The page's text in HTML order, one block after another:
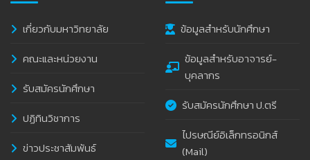
เกี่ยวกับมหาวิทยาลัย
คณะและหน่วยงาน
รับสมัครนักศึกษา
ปฏิทินวิชาการ
ข่าวประชาสัมพันธ์
ข้อมูลสำหรับนักศึกษา
ข้อมูลสำหรับอาจารย์-
บุคลากร
รับสมัครนักศึกษา ป.ตรี
ไปรษณีย์อิเล็กทรอนิกส์
(Mail)